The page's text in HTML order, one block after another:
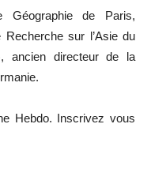
Géographie de Paris,
Recherche sur l’Asie du
ancien directeur de la
Hebdo. Inscrivez vous